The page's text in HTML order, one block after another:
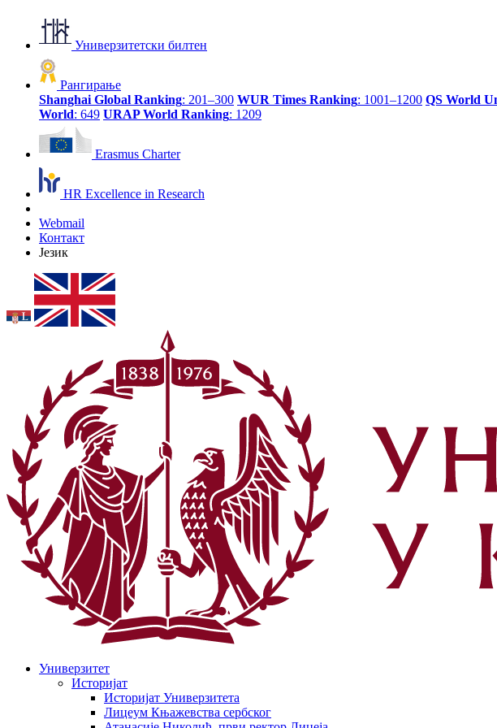
Универзитетски билтен
Рангирање
Shanghai Global Ranking: 201–300 WUR Times Ranking: 1001–1200 QS World
World: 649 URAP World Ranking: 1209
Erasmus Charter
HR Excellence in Research
Webmail
Контакт
Језик
Универзитет
Историјат
Историјат Универзитета
Лицеум Књажевства сербског